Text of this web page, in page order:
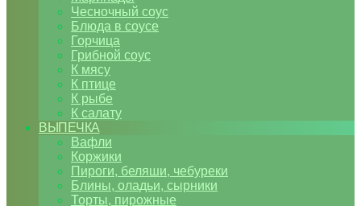
Чесночный соус
Блюда в соусе
Горчица
Грибной соус
К мясу
К птице
К рыбе
К салату
ВЫПЕЧКА
Вафли
Коржики
Пироги, беляши, чебуреки
Блины, оладьи, сырники
Торты, пирожные